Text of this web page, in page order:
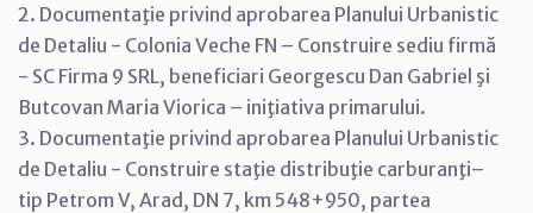
2. Documentaţie privind aprobarea Planului Urbanistic
de Detaliu - Colonia Veche FN – Construire sediu firmă
- SC Firma 9 SRL, beneficiari Georgescu Dan Gabriel şi
Butcovan Maria Viorica – iniţiativa primarului.
3. Documentaţie privind aprobarea Planului Urbanistic
de Detaliu - Construire staţie distribuţie carburanţi–
tip Petrom V, Arad, DN 7, km 548+950, partea